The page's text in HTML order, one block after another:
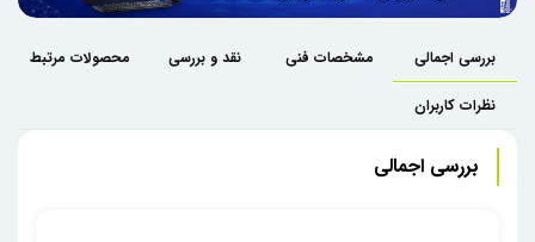
بررسی اجمالی مشخصات فنی نقد و بررسی محصولات مرتبط
نظرات کاربران
بررسی اجمالی